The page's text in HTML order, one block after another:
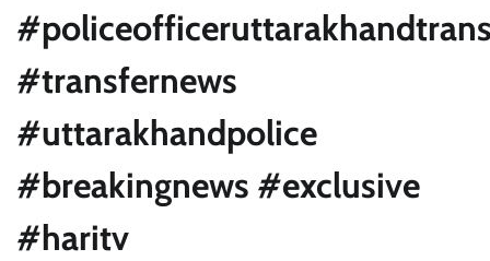
#transfernews
#uttarakhandpolice
#breakingnews #exclusive
#haritv